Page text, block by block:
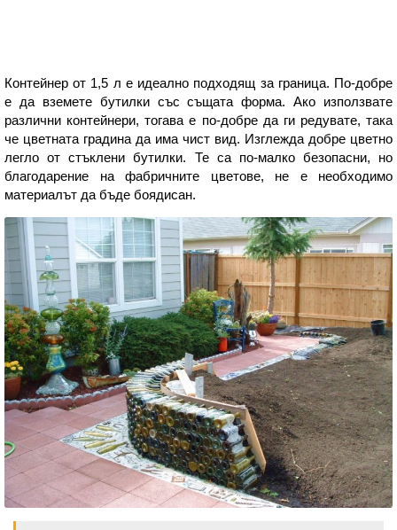
Контейнер от 1,5 л е идеално подходящ за граница. По-добре
е да вземете бутилки със същата форма. Ако използвате
различни контейнери, тогава е по-добре да ги редувате, така
че цветната градина да има чист вид. Изглежда добре цветно
легло от стъклени бутилки. Те са по-малко безопасни, но
благодарение на фабричните цветове, не е необходимо
материалът да бъде боядисан.